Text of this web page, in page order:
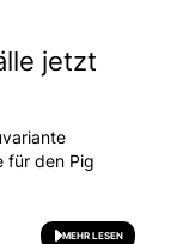
jetzt
für den Pig
MEHR LESEN